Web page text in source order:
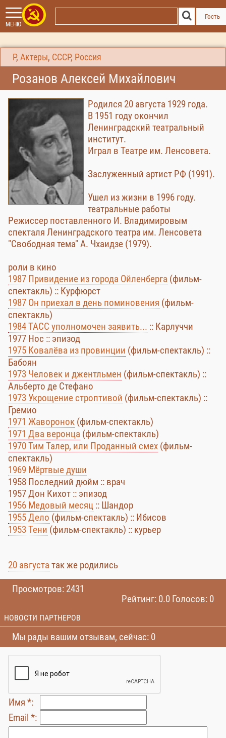
МЕНЮ
Гость
Р, Актеры, СССР, Россия
Розанов Алексей Михайлович
Родился 20 августа 1929 года.
В 1951 году окончил
Ленинградский театральный
институт.
Играл в Театре им. Ленсовета.
Заслуженный артист РФ (1991).
Ушел из жизни в 1996 году.
театральные работы
Режиссер поставленного И. Владимировым
спекталя Ленинградского театра им. Ленсовета
"Свободная тема" А. Чхаидзе (1979).
роли в кино
1987 Привидение из города Ойленберга (фильм-
спектакль) :: Курфюрст
1987 Он приехал в день поминовения (фильм-
спектакль)
1984 ТАСС уполномочен заявить... :: Карлуччи
1977 Нос :: эпизод
1975 Ковалёва из провинции (фильм-спектакль) ::
Бабоян
1973 Человек и джентльмен (фильм-спектакль) ::
Альберто де Стефано
1973 Укрощение строптивой (фильм-спектакль) ::
Гремио
1971 Жаворонок (фильм-спектакль)
1971 Два веронца (фильм-спектакль)
1970 Тим Талер, или Проданный смех (фильм-
спектакль)
1969 Мёртвые души
1958 Последний дюйм :: врач
1957 Дон Кихот :: эпизод
1956 Медовый месяц :: Шандор
1955 Дело (фильм-спектакль) :: Ибисов
1953 Тени (фильм-спектакль) :: курьер
20 августа так же родились
Просмотров: 2431
Рейтинг: 0.0 Голосов: 0
НОВОСТИ ПАРТНЕРОВ
Мы рады вашим отзывам, сейчас: 0
Имя *:
Email *: